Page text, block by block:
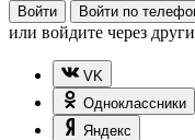
Войти Войти по
или войдите через
VK
Одноклассники
Яндекс